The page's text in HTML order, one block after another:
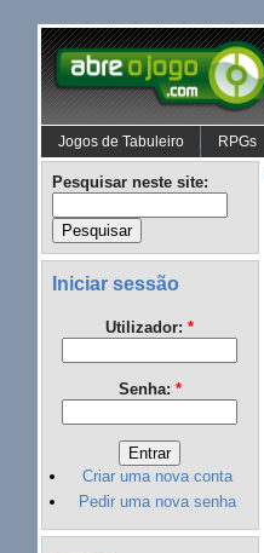
Jogos de Tabuleiro RPGs
Pesquisar neste site:
Iniciar sessão
Utilizador:*
Senha: *
Criar uma nova conta
Pedir uma nova senha